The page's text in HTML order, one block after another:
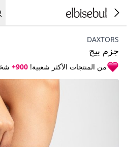
DAXTORS
جزم بيج
من المنتجات الأكثر شعبية! 900+